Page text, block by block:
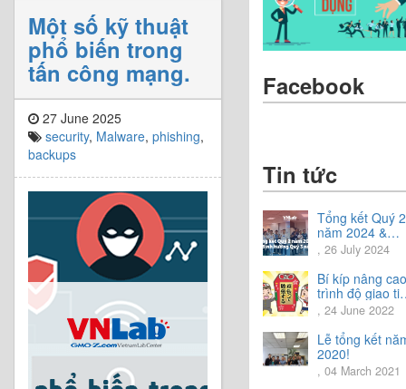
Một số kỹ thuật
phổ biến trong
tấn công mạng.
27 June 2025
security, Malware, phishing,
backups
Facebook
Tin tức
Tổng kết Quý 2
năm 2024 &
Chia sẻ định
hướng Quý 3
năm 2024
, 26 July 2024
Bí kíp nâng cao
trình độ giao
tiếng Nhật.
, 24 June 2022
Lễ tổng kết
2020!
, 04 March 2021